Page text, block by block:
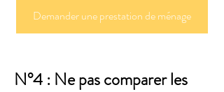
Demander une prestation de ménage
N°4 : Ne pas comparer les